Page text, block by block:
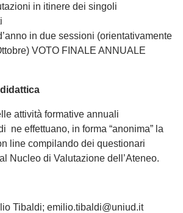
in itinere dei singoli
in due sessioni (orientativamente
VOTO FINALE ANNUALE
attività formative annuali
ne effettuano, in forma “anonima” la
line compilando dei questionari
Nucleo di Valutazione dell’Ateneo.
Tibaldi; emilio.tibaldi@uniud.it